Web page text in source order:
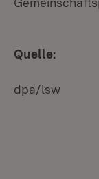
Quelle:
dpa/lsw